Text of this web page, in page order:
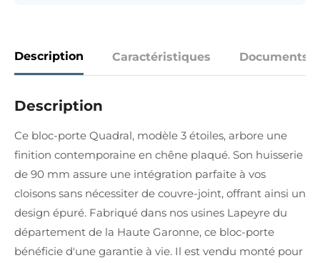
Description Caractéristiques Documents
Description
Ce bloc-porte Quadral, modèle 3 étoiles, arbore une
finition contemporaine en chêne plaqué. Son huisserie
de 90 mm assure une intégration parfaite à vos
cloisons sans nécessiter de couvre-joint, offrant ainsi un
design épuré. Fabriqué dans nos usines Lapeyre du
département de la Haute Garonne, ce bloc-porte
bénéficie d'une garantie à vie. Il est vendu monté pour